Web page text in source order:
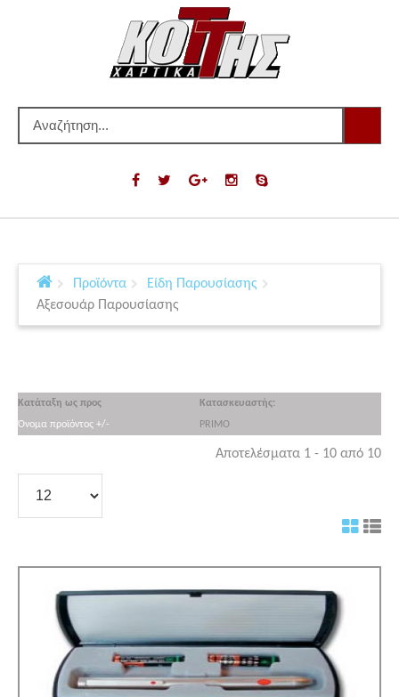
Προϊόντα
Είδη Παρουσίασης
Αξεσουάρ Παρουσίασης
Κατάταξη ως προς
Όνομα προϊόντος +/-
Κατασκευαστής:
PRIMO
Αποτελέσματα 1 - 10 από 10